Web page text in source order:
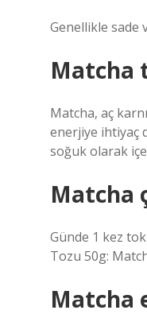
Genellikle sade
Matcha
Matcha, aç
enerjiye ihtiyaç
soğuk olarak
Matcha
Günde 1 kez
Tozu 50g:
Matcha